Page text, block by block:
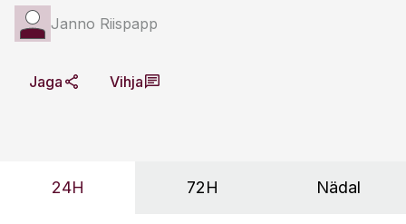
Janno Riispapp
Jaga Vihja
24H 72H Nädal